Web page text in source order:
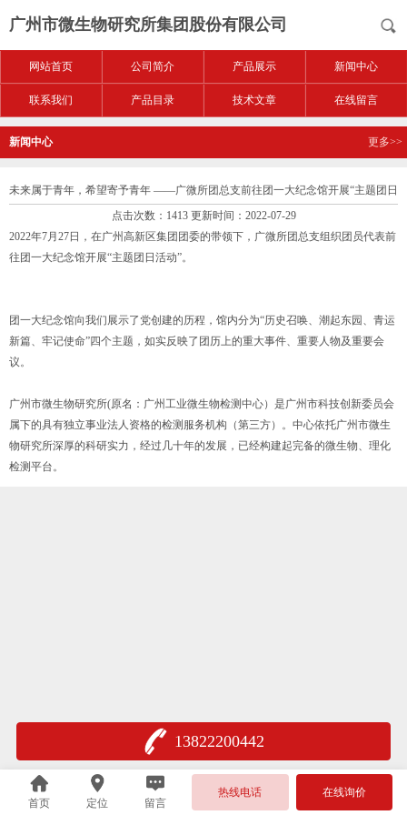
广州市微生物研究所集团股份有限公司
网站首页 公司简介 产品展示 新闻中心
联系我们 产品目录 技术文章 在线留言
新闻中心 更多>>
未来属于青年，希望寄予青年 ——广微所团总支前往团一大纪念馆开展“主题团日
活动”
点击次数：1413 更新时间：2022-07-29
2022年7月27日，在广州高新区集团团委的带领下，广微所团总支组织团员代表前
往团一大纪念馆开展“主题团日活动”。
团一大纪念馆向我们展示了党创建的历程，馆内分为“历史召唤、潮起东园、青运
新篇、牢记使命”四个主题，如实反映了团历上的重大事件、重要人物及重要会
议。
广州市微生物研究所(原名：广州工业微生物检测中心）是广州市科技创新委员会
属下的具有独立事业法人资格的检测服务机构（第三方）。中心依托广州市微生
物研究所深厚的科研实力，经过几十年的发展，已经构建起完备的微生物、理化
检测平台。
13822200442
首页 定位 留言
热线电话 在线询价